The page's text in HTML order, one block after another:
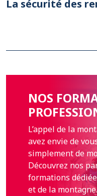
La sécurité des
NOS
L’appel de la
avez envie de
simplement de
Découvrez nos
formations
et de la montagne.